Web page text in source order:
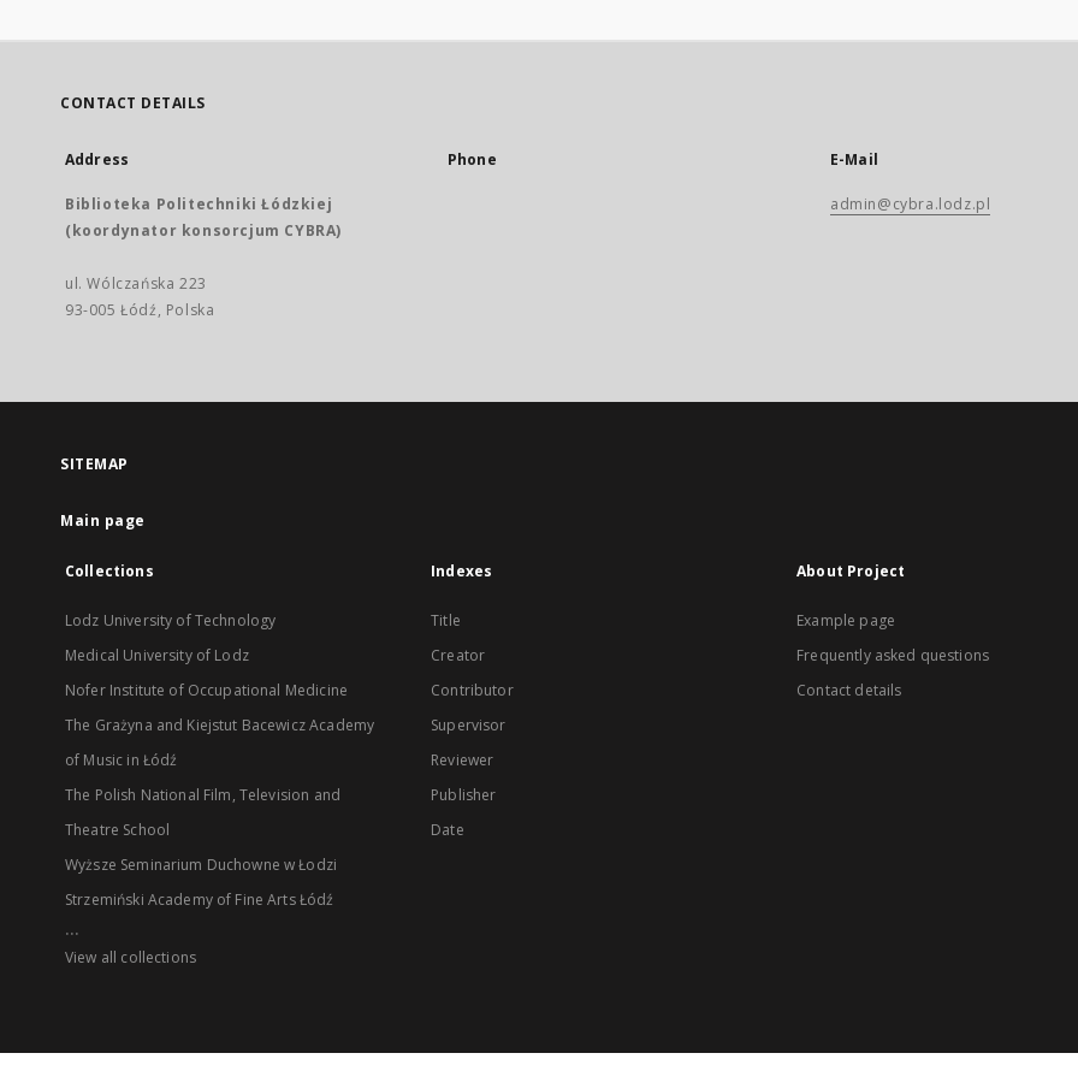
CONTACT DETAILS
Address
Biblioteka Politechniki Łódzkiej
(koordynator konsorcjum CYBRA)
ul. Wólczańska 223
93-005 Łódź, Polska
Phone E-Mail
admin@cybra.lodz.pl
SITEMAP
Main page
Collections
Lodz University of Technology
Medical University of Lodz
Nofer Institute of Occupational Medicine
The Grażyna and Kiejstut Bacewicz Academy
of Music in Łódź
The Polish National Film, Television and
Theatre School
Wyższe Seminarium Duchowne w Łodzi
Strzemiński Academy of Fine Arts Łódź
...
View all collections
Indexes
Title
Creator
Contributor
Supervisor
Reviewer
Publisher
Date
About Project
Example page
Frequently asked questions
Contact details